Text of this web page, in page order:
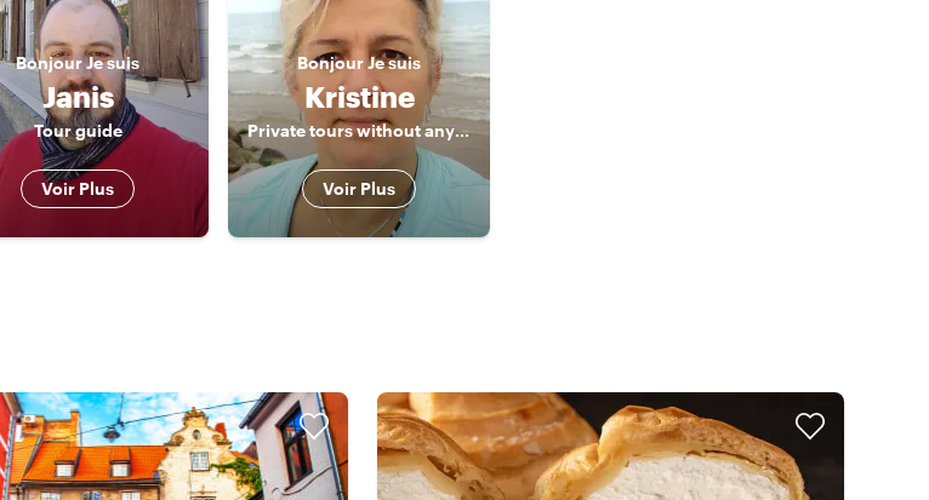
BonjourJe suis
Janis
Tour guide
Voir Plus
BonjourJe suis
Kristine
Private tours without any haste
Voir Plus